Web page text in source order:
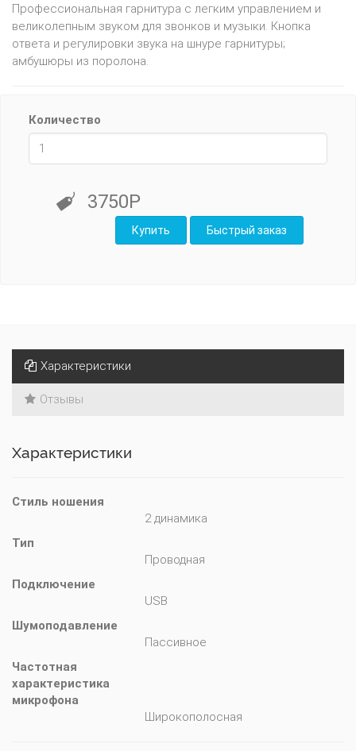
Профессиональная гарнитура с легким управлением и
великолепным звуком для звонков и музыки. Кнопка
ответа и регулировки звука на шнуре гарнитуры;
амбушюры из поролона.
Количество
3750Р
Характеристики
Отзывы
Характеристики
Стиль ношения
2 динамика
Тип
Проводная
Подключение
USB
Шумоподавление
Пассивное
Частотная
характеристика
микрофона
Широкополосная